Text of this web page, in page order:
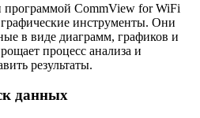
программой CommView for WiFi
инструменты. Они
в виде диаграмм, графиков и
процесс анализа и
результаты.
данных